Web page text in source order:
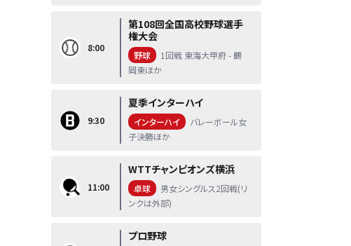
8:00
第108回全国高校野球選手
権大会
野球
1回戦 東海大甲府 - 鶴
岡東ほか
9:30
夏季インターハイ
インターハイ
バレーボール女
子決勝ほか
11:00
WTTチャンピオンズ横浜
卓球
男女シングルス2回戦(リ
ンクは外部)
プロ野球